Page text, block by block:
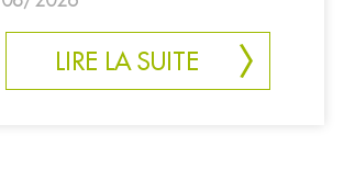
LIRE LA SUITE